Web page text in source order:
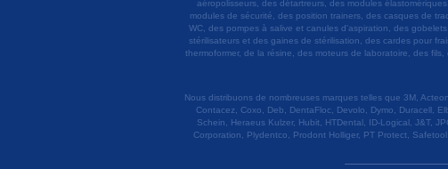
aéropolisseurs, des détartreurs, des modules
modules de sécurité, des position trainers, des casques de
WC, des pompes à salive et canules d'aspiration, des
stérilisateurs et des gaines de stérilisation, des cardes pour
thermoformer, de la résine, des moteurs de laboratoire, des
Nous distribuons de nombreuses marques telles que 3M,
Contacez, Coxo, Deb, DentaFloc, Devolo, Dymo, Duracell,
Schein, Heraeus Kulzer, Hubit, HTDental, ID-Logical, J&T,
Corporation, Plydentco, Prodont Holliger, PT Protect,